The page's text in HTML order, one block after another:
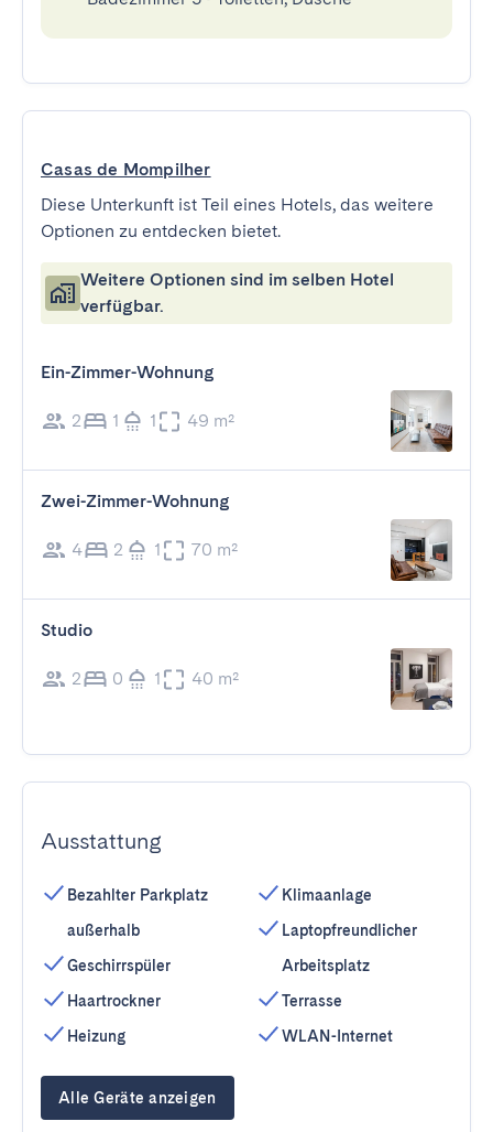
Casas de Mompilher
Diese Unterkunft ist Teil eines Hotels, das weitere
Optionen zu entdecken bietet.
Weitere Optionen sind im selben Hotel
verfügbar.
Ein-Zimmer-Wohnung
2 1 1 49 m²
Zwei-Zimmer-Wohnung
4 2 1 70 m²
Studio
2 0 1 40 m²
Ausstattung
Bezahlter Parkplatz
außerhalb
Geschirrspüler
Haartrockner
Heizung
Klimaanlage
Laptopfreundlicher
Arbeitsplatz
Terrasse
WLAN-Internet
Alle Geräte anzeigen